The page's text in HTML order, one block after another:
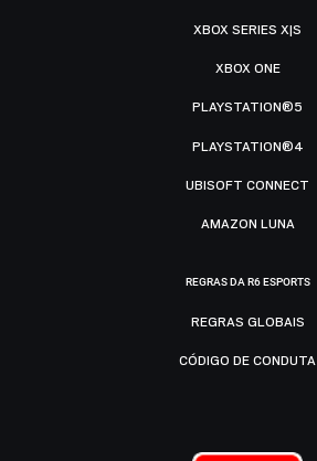
XBOX SERIES X|S
XBOX ONE
PLAYSTATION®5
PLAYSTATION®4
UBISOFT CONNECT
AMAZON LUNA
REGRAS DA R6 ESPORTS
REGRAS GLOBAIS
CÓDIGO DE CONDUTA